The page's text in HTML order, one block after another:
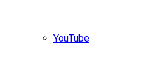
YouTube